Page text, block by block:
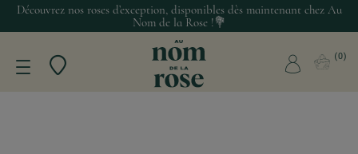
Découvrez nos roses d’exception, disponibles dès maintenant chez Au
Nom de la Rose !💐
0